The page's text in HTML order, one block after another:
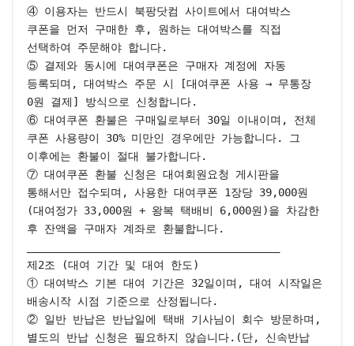
④ 이용자는 반드시 북팡닷컴 사이트에서 대여박스
쿠폰을 먼저 구매한 후, 원하는 대여박스를 직접
선택하여 주문해야 합니다.
⑤ 결제와 동시에 대여쿠폰은 구매자 계정에 자동
등록되며, 대여박스 주문 시 [대여쿠폰 사용 → 무통장
0원 결제] 방식으로 신청합니다.
⑥ 대여쿠폰 환불은 구매일로부터 30일 이내이며, 전체
쿠폰 사용량이 30% 미만인 경우에만 가능합니다. 그
이후에는 환불이 절대 불가합니다.
⑦ 대여쿠폰 환불 신청은 대여회원요청 게시판을
통해서만 접수되며, 사용한 대여쿠폰 1장당 39,000원
(대여정가 33,000원 + 왕복 택배비 6,000원)을 차감한
후 잔액을 구매자 계좌로 환불합니다.
제2조 (대여 기간 및 대여 한도)
① 대여박스 기본 대여 기간은 32일이며, 대여 시작일은
배송시작 시점 기준으로 산정됩니다.
② 일반 반납은 반납일에 택배 기사님이 회수 방문하며,
별도의 반납 신청은 필요하지 않습니다.(단, 신속반납